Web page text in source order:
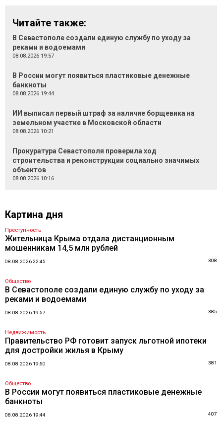
Читайте также:
В Севастополе создали единую службу по уходу за
реками и водоемами
08.08.2026 19:57
В России могут появиться пластиковые денежные
банкноты
08.08.2026 19:44
ИИ выписал первый штраф за наличие борщевика на
земельном участке в Московской области
08.08.2026 10:21
Прокуратура Севастополя проверила ход
строительства и реконструкции социально значимых
объектов
08.08.2026 10:16
Картина дня
Преступность
Жительница Крыма отдала дистанционным
мошенникам 14,5 млн рублей
08.08.2026 22:45 308
Общество
В Севастополе создали единую службу по уходу за
реками и водоемами
08.08.2026 19:57 385
Недвижимость
Правительство РФ готовит запуск льготной ипотеки
для достройки жилья в Крыму
08.08.2026 19:50 381
Общество
В России могут появиться пластиковые денежные
банкноты
08.08.2026 19:44 407